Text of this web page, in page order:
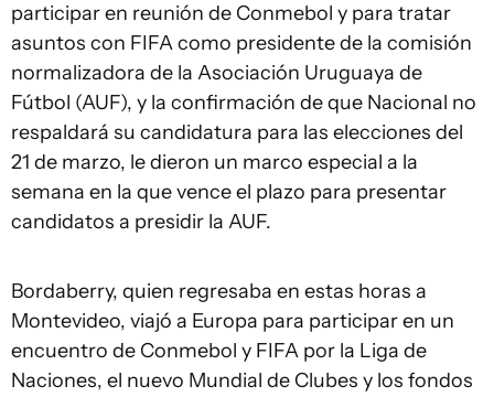
participar en reunión de Conmebol y para tratar
asuntos con FIFA como presidente de la comisión
normalizadora de la Asociación Uruguaya de
Fútbol (AUF), y la confirmación de que Nacional no
respaldará su candidatura para las elecciones del
21 de marzo, le dieron un marco especial a la
semana en la que vence el plazo para presentar
candidatos a presidir la AUF.
Bordaberry, quien regresaba en estas horas a
Montevideo, viajó a Europa para participar en un
encuentro de Conmebol y FIFA por la Liga de
Naciones, el nuevo Mundial de Clubes y los fondos